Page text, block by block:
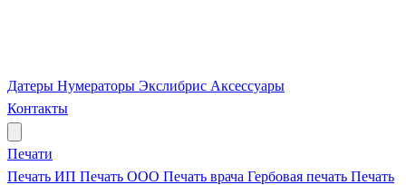
Датеры Нумераторы Экслибрис Аксессуары
Контакты
Печати
Печать ИП Печать ООО Печать врача Гербовая печать Печать